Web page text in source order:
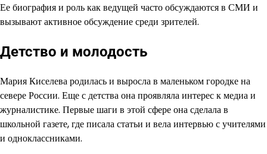
Ее биография и роль как ведущей часто обсуждаются в СМИ и
вызывают активное обсуждение среди зрителей.
Детство и молодость
Мария Киселева родилась и выросла в маленьком городке на
севере России. Еще с детства она проявляла интерес к медиа и
журналистике. Первые шаги в этой сфере она сделала в
школьной газете, где писала статьи и вела интервью с учителями
и одноклассниками.